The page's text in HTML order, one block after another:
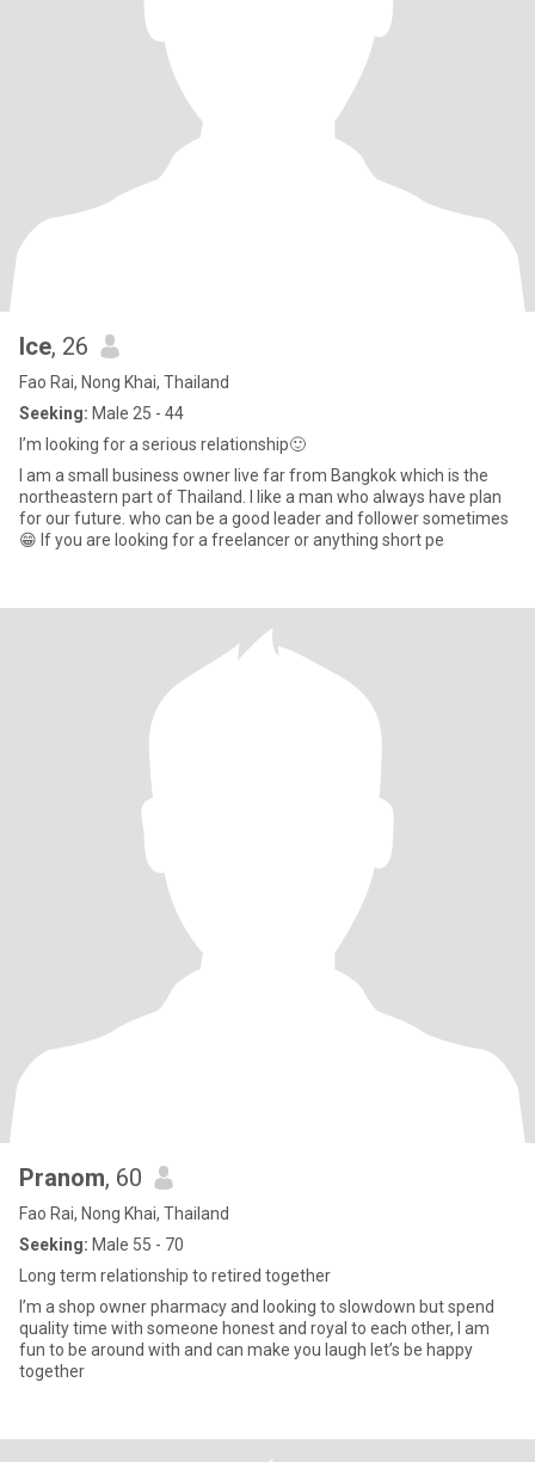
Ice, 26
Fao Rai, Nong Khai, Thailand
Seeking: Male 25 - 44
I’m looking for a serious relationship🙂
I am a small business owner live far from Bangkok which is the
northeastern part of Thailand. I like a man who always have plan
for our future. who can be a good leader and follower sometimes
😁 If you are looking for a freelancer or anything short pe
Pranom, 60
Fao Rai, Nong Khai, Thailand
Seeking: Male 55 - 70
Long term relationship to retired together
I’m a shop owner pharmacy and looking to slowdown but spend
quality time with someone honest and royal to each other, I am
fun to be around with and can make you laugh let’s be happy
together